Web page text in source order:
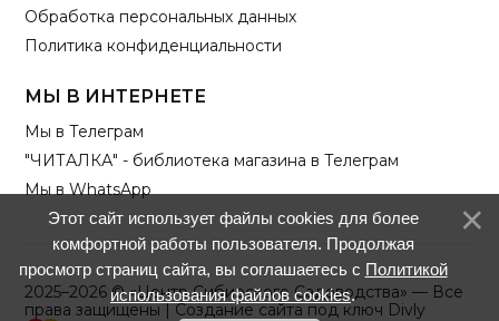
Обработка персональных данных
Политика конфиденциальности
МЫ В ИНТЕРНЕТЕ
Мы в Телеграм
"ЧИТАЛКА" - библиотека магазина в Телеграм
Мы в WhatsApp
2025–2026 © «Центр Сибирского Садоводства» — Все
права защищены |Создание сайта под ключ Divly
Этот сайт использует файлы cookies для более
комфортной работы пользователя. Продолжая
просмотр страниц сайта, вы соглашаетесь с Политикой
использования файлов cookies.